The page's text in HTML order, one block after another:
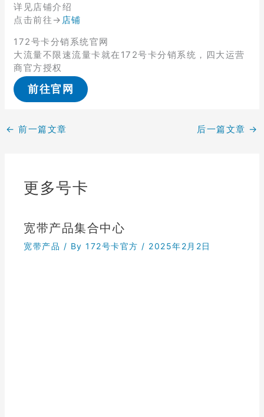
详见店铺介绍
点击前往→ 店铺
172号卡分销系统官网
大流量不限速流量卡就在172号卡分销系统，四大运营
商官方授权
前往官网
← 前一篇文章 后一篇文章 →
更多号卡
宽带产品集合中心
宽带产品 / By172号卡官方 / 2025年2月2日